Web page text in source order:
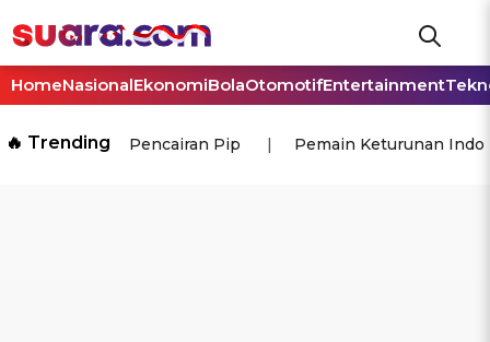
HomeNasionalEkonomiBolaOtomotifEntertainment
🔥 Trending Pencairan Pip Pemain Keturunan